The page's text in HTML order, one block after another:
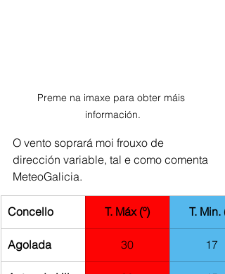
Preme na imaxe para obter máis
información.
O vento soprará moi frouxo de
dirección variable, tal e como comenta
MeteoGalicia.
Concello T. Máx (º) T. Min.
​Agolada 30 17